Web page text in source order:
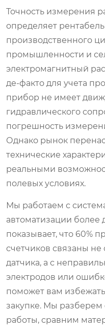
Точность измерения
определяет
производственного
промышленности и
электромагнитный
де-факто для учета
прибор не имеет
гидравлического
погрешность
Однако рынок
технические
реальными
полевых условиях.
Мы работаем с
автоматизации более
показывает, что 60%
счетчиков связаны не
датчика, а с
электродов или
поможет вам
закупке. Мы
работы, сравним